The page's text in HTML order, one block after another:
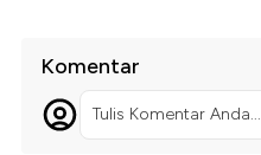
Komentar
Tulis Komentar Anda...